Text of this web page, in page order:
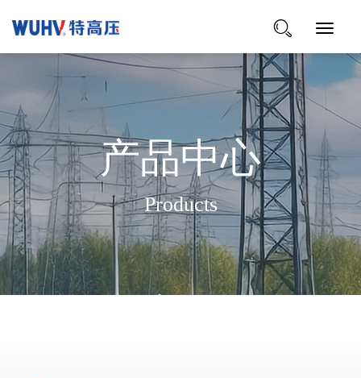
Toggle
产品中心
Products